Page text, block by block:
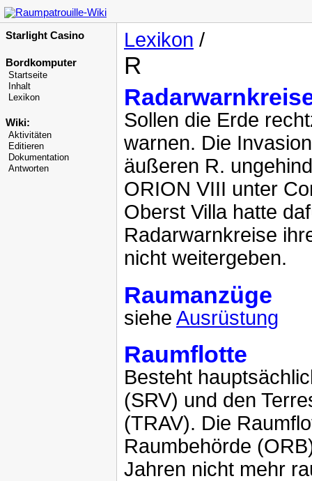
Starlight Casino
Bordkomputer
Startseite
Inhalt
Lexikon
Wiki:
Aktivitäten
Editieren
Dokumentation
Antworten
Lexikon /
R
Sollen die Erde
warnen. Die
äußeren R.
ORION VIII unter
Oberst Villa hatte
Radarwarnkreise
nicht weitergeben.
Raumanzüge
siehe Ausrüstung
Raumflotte
Besteht
(SRV) und den
(TRAV). Die
Raumbehörde
Jahren nicht mehr